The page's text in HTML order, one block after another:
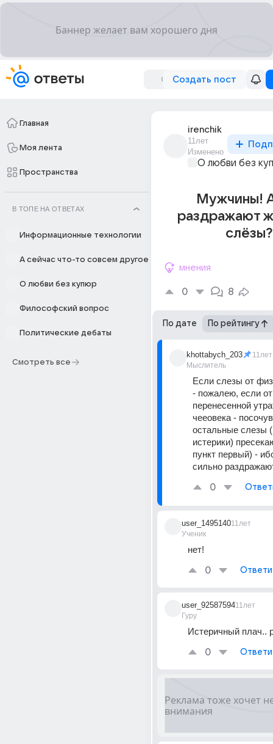
Создать пост
Главная
Моя лента
Пространства
В ТОПЕ НА ОТВЕТАХ
Информационные технологии
А сейчас что-то совсем другое
О любви без купюр
Философский вопрос
Политические дебаты
Смотреть все
irenchik
11лет
Изменено
О любви без
Мужчины!
раздражают
слёзы?
мнения
0 8
По дате По рейтингу
khottabych_203
Мыслитель
11лет
Если слезы от
- пожалею, если от
перенесенной
чееовека -
остальные слезы
истерики)
пункт первый) -
сильно
0
user_1495140
Ученик
11лет
нет!
0
user_92587594
Гуру
11лет
Истеричный плач..
0